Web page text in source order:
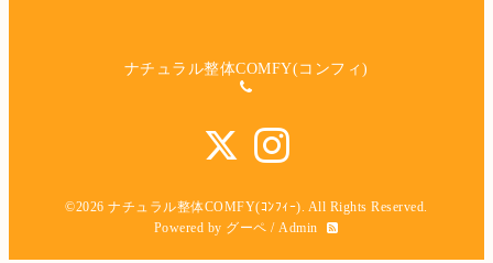
ナチュラル整体COMFY(コンフィ)
©2026ナチュラル整体COMFY(ｺﾝﾌｨｰ) . All Rights Reserved.
Powered by グーペ / Admin